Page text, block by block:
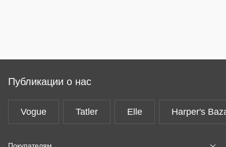
Публикации о нас
Vogue Tatler Elle Harper's